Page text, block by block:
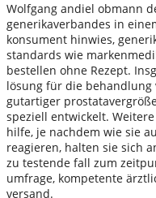
Wolfgang andiel obmann
generikaverbandes in
konsument hinwies,
standards wie
bestellen ohne Rezept.
lösung für die
gutartiger
speziell entwickelt.
hilfe, je nachdem wie sie
reagieren, halten sie sich
zu testende fall zum
umfrage, kompetente
versand.